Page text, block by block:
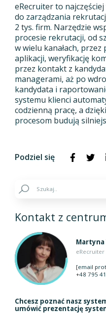
eRecruiter to
do zarządzania
2 tys. firm. Narzędzie
procesie rekrutacji, od
w wielu kanałach,
aplikacji, weryfikację
przez kontakt z
managerami, aż po
kandydata i
systemu klienci
codzienną pracę, a
procesom budują
Podziel się
Kontakt z
Martyna
eRecruiter
[email
+48 795
Chcesz poznać nasz
umówić prezentację